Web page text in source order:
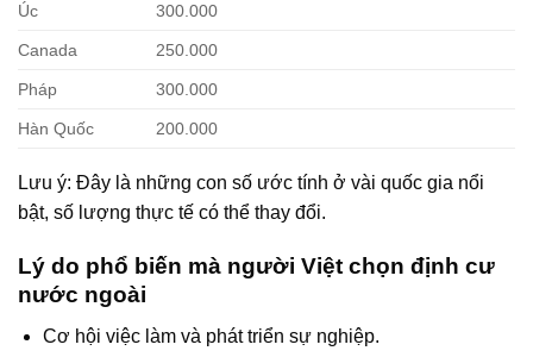
Úc 300.000
Canada 250.000
Pháp 300.000
Hàn Quốc 200.000
Lưu ý: Đây là những con số ước tính ở vài quốc gia nổi
bật, số lượng thực tế có thể thay đổi.
Lý do phổ biến mà người Việt chọn định cư
nước ngoài
Cơ hội việc làm và phát triển sự nghiệp.